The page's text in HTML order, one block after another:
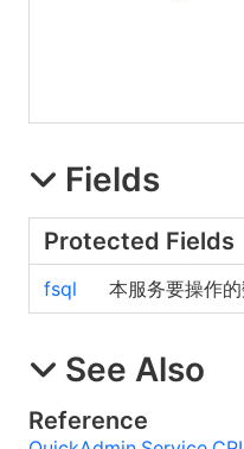
Fields
Protected Fields
fsql 本服务要操作
See Also
Reference